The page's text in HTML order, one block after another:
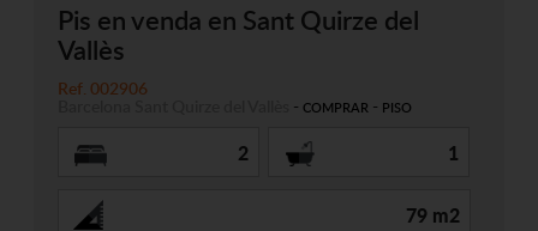
Pis en venda en Sant Quirze del
Vallès
Ref. 002906
- COMPRAR - PISO
2 1
79 m2